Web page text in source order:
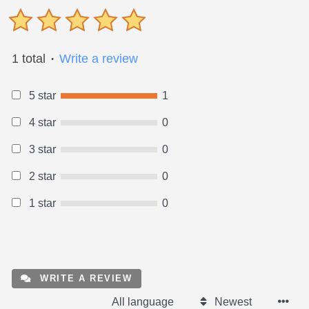
1 total ● Write a review
5 star 1
4 star 0
3 star 0
2 star 0
1 star 0
WRITE A REVIEW
All language Newest